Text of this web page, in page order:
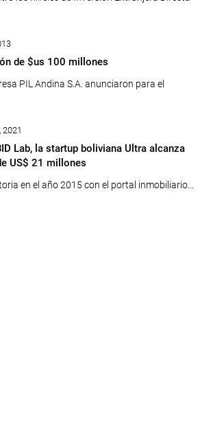
de $us 100 millones
PIL Andina S.A. anunciaron para el
2021
Lab, la startup boliviana Ultra alcanza
US$ 21 millones
en el año 2015 con el portal inmobiliario...